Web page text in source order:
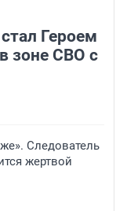
Героем
зоне СВО с
Следователь
жертвой